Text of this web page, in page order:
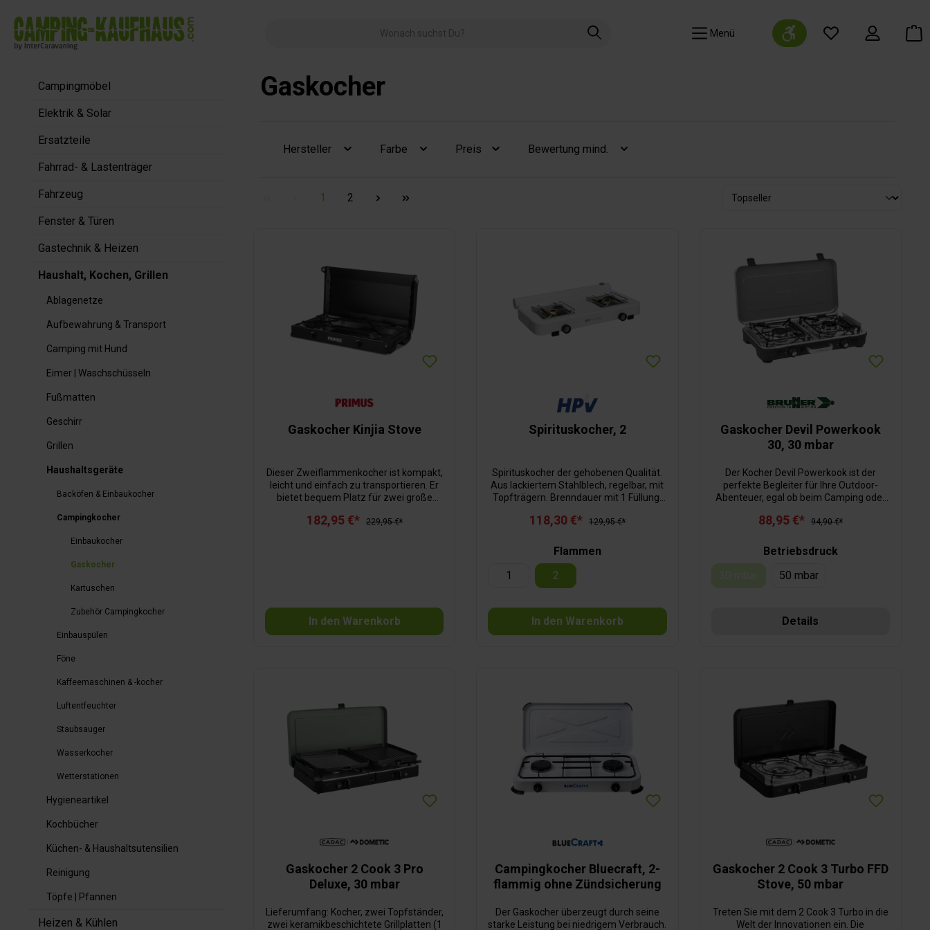
Zur Hauptnavigation springen
Navigation Werkzeugleiste anzeigen
Campingmöbel
Elektrik & Solar
Ersatzteile
Fahrrad- & Lastenträger
Fahrzeug
Fenster & Türen
Gastechnik & Heizen
Haushalt, Kochen, Grillen
Ablagenetze
Aufbewahrung & Transport
Camping mit Hund
Eimer | Waschschüsseln
Fußmatten
Geschirr
Grillen
Haushaltsgeräte
Backöfen & Einbaukocher
Campingkocher
Einbaukocher
Gaskocher
Kartuschen
Zubehör Campingkocher
Einbauspülen
Föne
Kaffeemaschinen & -kocher
Luftentfeuchter
Staubsauger
Wasserkocher
Wetterstationen
Hygieneartikel
Kochbücher
Küchen- & Haushaltsutensilien
Reinigung
Töpfe | Pfannen
Heizen & Kühlen
Gaskocher
Hersteller Farbe Preis Bewertung mind.
1 2
Gaskocher Kinjia Stove
Dieser Zweiflammenkocher ist kompakt,
leicht und einfach zu transportieren. Er
bietet bequem Platz für zwei große
entzündet und betrieben werden.
verschließen.
182,95 €* 229,95 €*
In den Warenkorb
Spirituskocher, 2
Spirituskocher der gehobenen Qualität.
Aus lackiertem Stahlblech, regelbar, mit
Topfträgern. Brenndauer mit 1 Füllung:
118,30 €* 129,95 €*
Flammen
1
2
In den Warenkorb
Gaskocher Devil Powerkook
30, 30 mbar
Der Kocher Devil Powerkook ist der
perfekte Begleiter für Ihre Outdoor-
Abenteuer, egal ob beim Camping oder
verfügt über eine hochwertige Edelstahl-
leistungsstarken Brennern mit je 2,4 kW
Vielseitigkeit bietet der Powerkook
Transport ausgelegt. Der Deckel verfügt
die robusten Topfhalter leicht
und intuitive Piezozündung
Schnellkupplung für Gasflaschen, die
einen sicheren Anschluss an die
Gasflasche gewährleistet inkl. Schlauch
und Regler Deckel als Windschutz für
Windschutzblenden mit
Heizstufen für optimale
Temperaturregelung inkl. Tragetasche
88,95 €* 94,90 €*
Betriebsdruck
(Diese Option ist zurzeit nicht verfügbar.)
50 mbar
Details
Gaskocher 2 Cook 3 Pro
Deluxe, 30 mbar
Lieferumfang: Kocher, zwei Topfständer,
zwei keramikbeschichtete Grillplatten (1
Campingkocher Bluecraft, 2-
flammig ohne Zündsicherung
Der Gaskocher überzeugt durch seine
starke Leistung bei niedrigem Verbrauch.
Gaskocher 2 Cook 3 Turbo FFD
Stove, 50 mbar
Treten Sie mit dem 2 Cook 3 Turbo in die
Welt der Innovationen ein. Die